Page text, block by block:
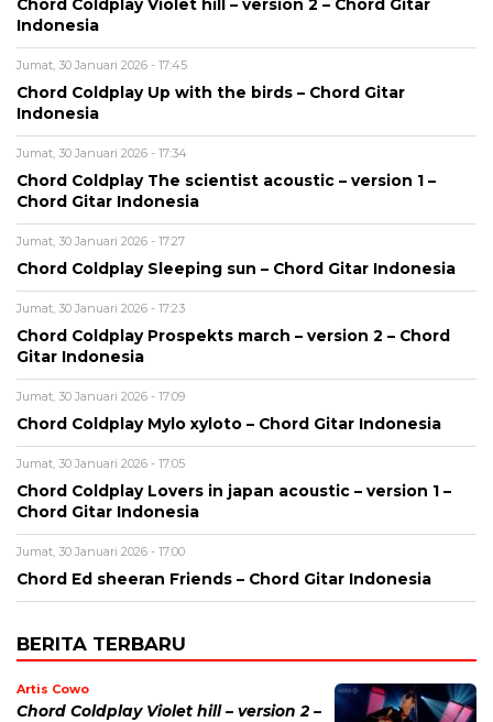
Chord Coldplay Violet hill – version 2 – Chord Gitar
Indonesia
Jumat, 30 Januari 2026 - 17:45
Chord Coldplay Up with the birds – Chord Gitar
Indonesia
Jumat, 30 Januari 2026 - 17:34
Chord Coldplay The scientist acoustic – version 1 –
Chord Gitar Indonesia
Jumat, 30 Januari 2026 - 17:27
Chord Coldplay Sleeping sun – Chord Gitar Indonesia
Jumat, 30 Januari 2026 - 17:23
Chord Coldplay Prospekts march – version 2 – Chord
Gitar Indonesia
Jumat, 30 Januari 2026 - 17:09
Chord Coldplay Mylo xyloto – Chord Gitar Indonesia
Jumat, 30 Januari 2026 - 17:05
Chord Coldplay Lovers in japan acoustic – version 1 –
Chord Gitar Indonesia
Jumat, 30 Januari 2026 - 17:00
Chord Ed sheeran Friends – Chord Gitar Indonesia
BERITA TERBARU
Artis Cowo
Chord Coldplay Violet hill – version 2 –